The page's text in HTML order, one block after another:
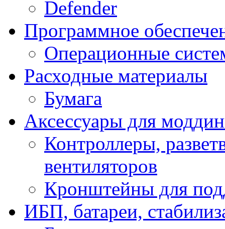
Defender
Программное
Операционные
Расходные материалы
Бумага
Аксессуары для
Контроллеры,
вентиляторов
Кронштейны для
ИБП, батареи,